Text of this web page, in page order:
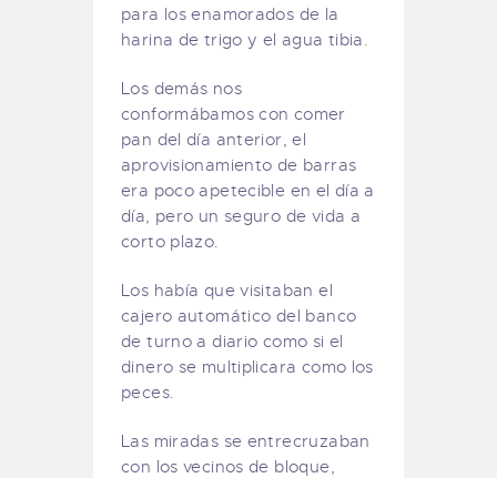
para los enamorados de la
harina de trigo y el agua tibia.
Los demás nos
conformábamos con comer
pan del día anterior, el
aprovisionamiento de barras
era poco apetecible en el día a
día, pero un seguro de vida a
corto plazo.
Los había que visitaban el
cajero automático del banco
de turno a diario como si el
dinero se multiplicara como los
peces.
Las miradas se entrecruzaban
con los vecinos de bloque,